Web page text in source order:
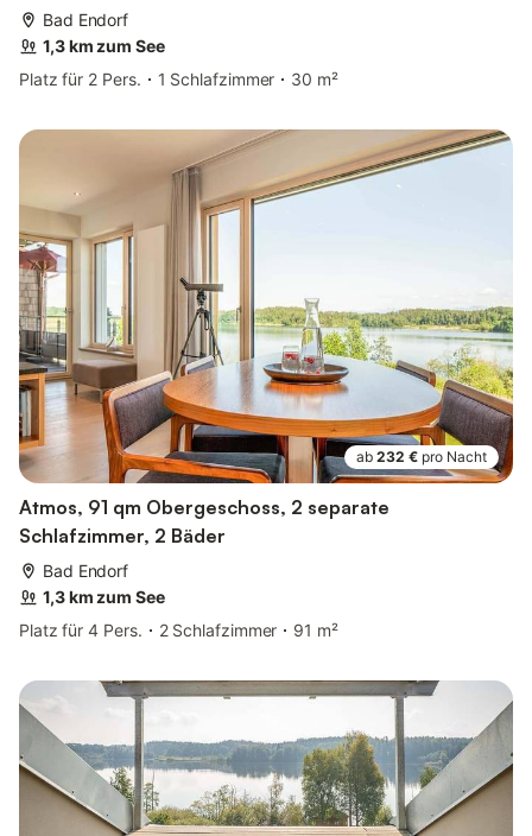
Bad Endorf
1,3 km zum See
Platz für 2 Pers.
1 Schlafzimmer 30 m²
ab 232 € pro Nacht
Atmos, 91 qm Obergeschoss, 2 separate
Schlafzimmer, 2 Bäder
Bad Endorf
1,3 km zum See
Platz für 4 Pers.
2 Schlafzimmer 91 m²